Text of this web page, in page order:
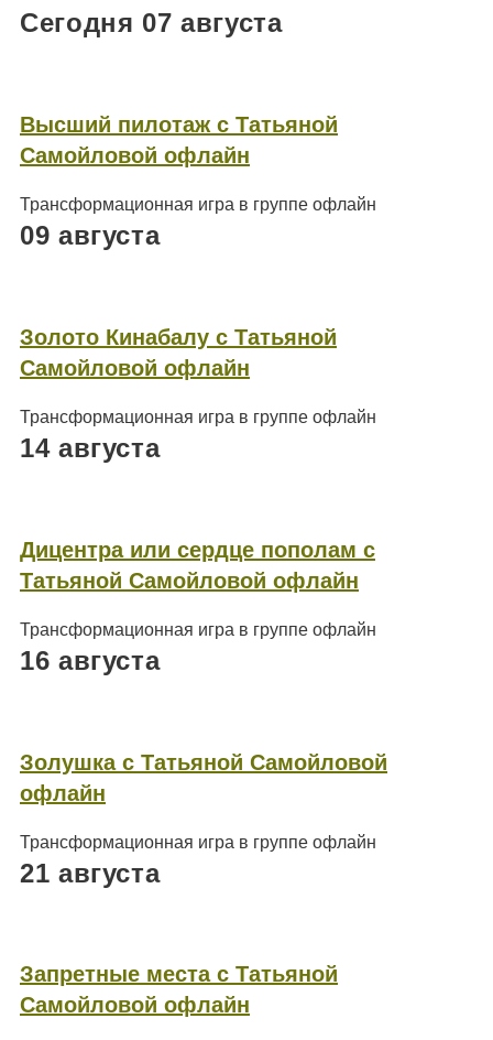
Сегодня 07 августа
Высший пилотаж с Татьяной
Самойловой офлайн
Трансформационная игра в группе офлайн
09 августа
Золото Кинабалу с Татьяной
Самойловой офлайн
Трансформационная игра в группе офлайн
14 августа
Дицентра или сердце пополам с
Татьяной Самойловой офлайн
Трансформационная игра в группе офлайн
16 августа
Золушка с Татьяной Самойловой
офлайн
Трансформационная игра в группе офлайн
21 августа
Запретные места с Татьяной
Самойловой офлайн